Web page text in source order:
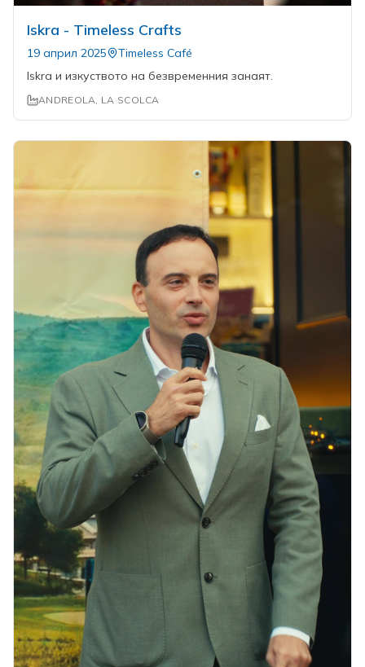
Iskra - Timeless Crafts
19 април 2025
Timeless Café
Iskra и изкуството на безвременния занаят.
ANDREOLA, LA SCOLCA